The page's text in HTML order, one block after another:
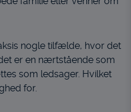
nogle tilfælde, hvor det
er en nærtstående som
som ledsager. Hvilket
for.